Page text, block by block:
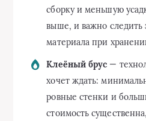
сборку и меньшую
выше, и важно следить
материала при
Клеёный брус —
хочет ждать:
ровные стенки и
стоимость